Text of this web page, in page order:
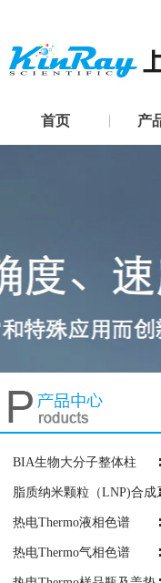
首页 产
BIA生物大分子整体柱
脂质纳米颗粒（LNP)合成
热电Thermo液相色谱
热电Thermo气相色谱